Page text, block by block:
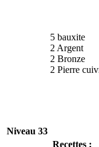
5 bauxite
2 Argent
2 Bronze
2 Pierre
Niveau 33
Recettes :